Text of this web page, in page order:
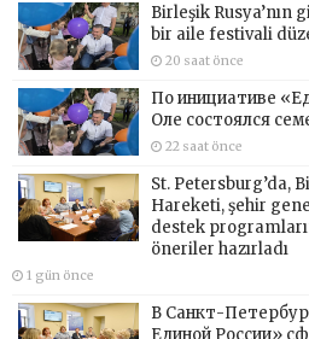
Birleşik Rusya’nın
bir aile festivali
20 saat önce
По инициативе
Оле состоялся
22 saat önce
St. Petersburg’da,
Hareketi, şehir
destek
öneriler hazırladı
1 gün önce
В Санкт-
Единой России»